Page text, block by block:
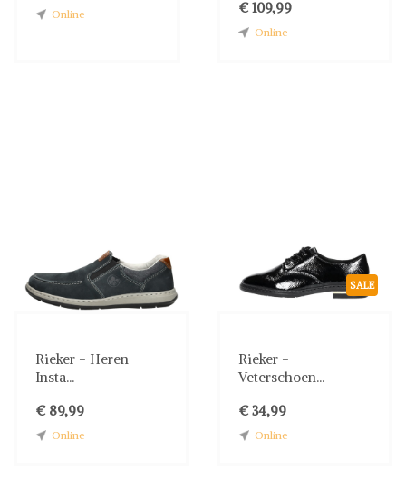
Online
€ 109,99
Online
Rieker - Heren
Insta...
€ 89,99
Online
SALE
Rieker -
Veterschoen...
€ 34,99
Online